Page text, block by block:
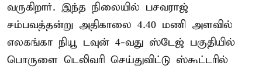
வருகிறார். இந்த நிலையில் பசவராஜ்
சம்பவத்தன்று அதிகாலை 4.40 மணி அளவில்
எலகங்கா நியூ டவுன் 4-வது ஸ்டேஜ் பகுதியில்
பொருளை டெலிவரி செய்துவிட்டு ஸ்கூட்டரில்